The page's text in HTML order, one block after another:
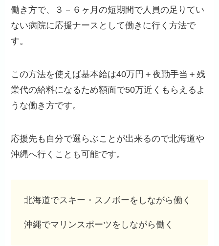
働き方で、３－６ヶ月の短期間で人員の足りてい
ない病院に応援ナースとして働きに行く方法で
す。
この方法を使えば基本給は40万円＋夜勤手当＋残
業代の給料になるため額面で50万近くもらえるよ
うな働き方です。
応援先も自分で選らぶことが出来るので北海道や
沖縄へ行くことも可能です。
北海道でスキー・スノボーをしながら働く
沖縄でマリンスポーツをしながら働く